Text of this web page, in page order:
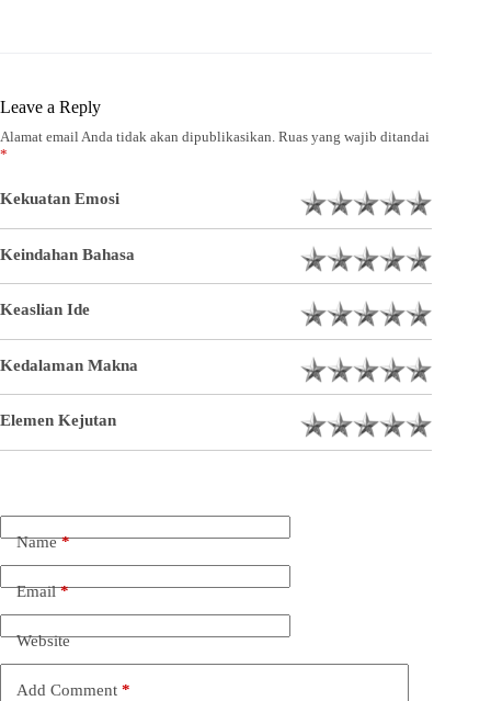
Leave a Reply
Alamat email Anda tidak akan dipublikasikan. Ruas yang wajib ditandai
*
Kekuatan Emosi
Keindahan Bahasa
Keaslian Ide
Kedalaman Makna
Elemen Kejutan
Name*
Email*
Website
Add Comment *